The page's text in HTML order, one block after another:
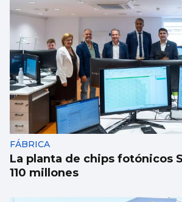
FÁBRICA
La planta de chips fotónicos
110 millones